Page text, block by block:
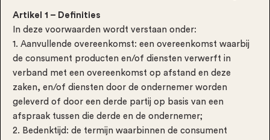
Artikel 1 – Definities
In deze voorwaarden wordt verstaan onder:
1. Aanvullende overeenkomst: een overeenkomst waarbij
de consument producten en/of diensten verwerft in
verband met een overeenkomst op afstand en deze
zaken, en/of diensten door de ondernemer worden
geleverd of door een derde partij op basis van een
afspraak tussen die derde en de ondernemer;
2. Bedenktijd: de termijn waarbinnen de consument